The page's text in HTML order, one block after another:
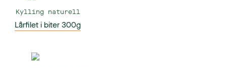
Kylling naturell
Lårfilet i biter 300g